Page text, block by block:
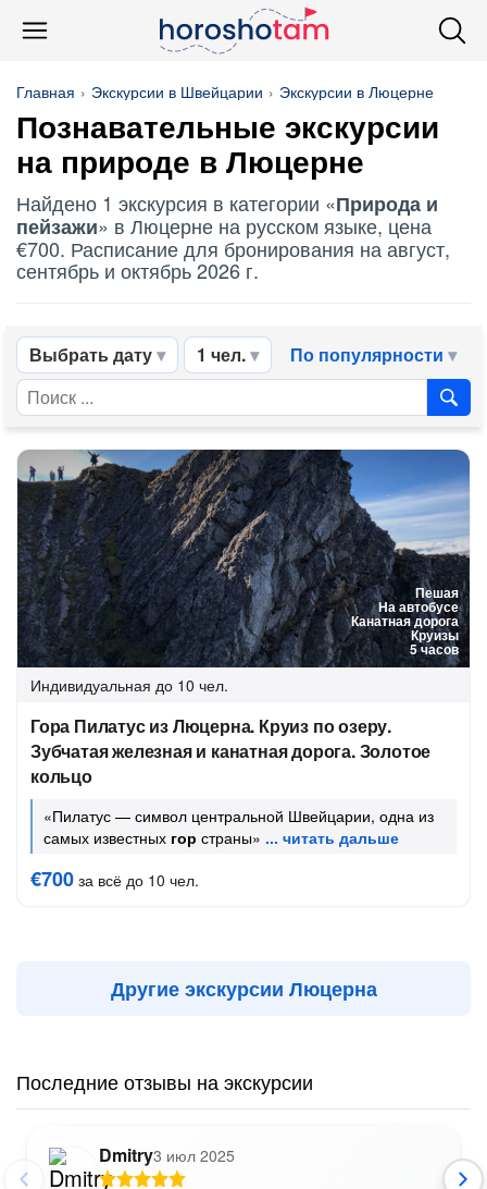
Главная Экскурсии в Швейцарии Экскурсии в Люцерне
Познавательные экскурсии
на природе в Люцерне
Найдено 1 экскурсия в категории «Природа и
пейзажи» в Люцерне на русском языке, цена
€700. Расписание для бронирования на август,
сентябрь и октябрь 2026 г.
Выбрать дату 1 чел. По популярности
Пешая
На автобусе
Канатная дорога
Круизы
5 часов
Индивидуальная до 10 чел.
Гора Пилатус из Люцерна. Круиз по озеру.
Зубчатая железная и канатная дорога. Золотое
кольцо
«Пилатус — символ центральной Швейцарии, одна из
самых известных гор страны»
€700 за всё до 10 чел.
Другие экскурсии Люцерна
Последние отзывы на экскурсии
Dmitry3 июл 2025